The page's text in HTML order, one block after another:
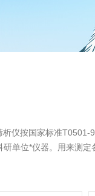
仪按国家标准T0501-
单位*仪器。用来测